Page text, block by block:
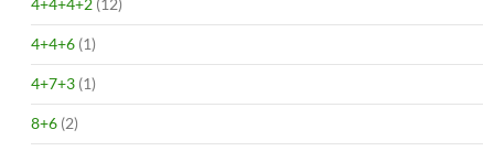
4+4+4+2 (12)
4+4+6 (1)
4+7+3 (1)
8+6 (2)